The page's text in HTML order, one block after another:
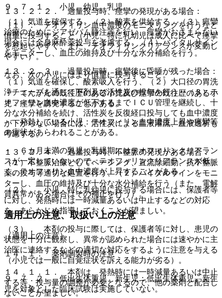
１３．２．２． 過量投与時、痙攣の発現がある場合：
（１）気道を確保する、（２）酸素を供給する、（３）痙攣
治療のためにジアゼパム静注等を行い、痙攣がおさまらない
場合には全身麻酔薬投与を考慮する、（４）バイタルサイン
をモニターし、血圧の維持及び十分な水分補給を行う。
１３．２．３． 過量投与時、痙攣後に昏睡が残った場合：
（１）気道を確保し、酸素吸入を行う、（２）大口径の胃洗
浄チューブを通じて下剤及び活性炭の投与を行う、（３）テ
オフィリン血中濃度が低下するまでＩＣＵ管理を継続し、十
分な水分補給を続け、活性炭を反復経口投与しても血中濃度
が下がらない場合には、活性炭による血液灌流、血液透析も
考慮する。
１３．２．４． 過量投与時、不整脈の発現がある場合：
（１）不整脈治療としてペーシング、直流除細動、抗不整脈
薬の投与等適切な処置を行う、（２）バイタルサインをモニ
ターし、血圧の維持及び十分な水分補給を行う（また、電解
質異常がある場合はその補正を行う）。
適用上の注意、取扱い上の注意
（適用上の注意）
１４．１． 薬剤調製時の注意
１４．１．１． 本剤は、発熱時には一時減量あるいは中止
する等、投与量の調整が必要となるので、他の薬剤と配合し
ないことが望ましい。
９．７．１． 小児、幼児、乳児
（１）． テオフィリン血中濃度のモニタリングを行うなど
慎重に投与すること（小児、特に乳幼児は成人に比べて痙攣
を惹起しやすく、また、テオフィリンクリアランスが変動し
やすい）。
なお、次の小児にはより慎重に投与すること。
・ てんかんの既往歴のある小児及び痙攣の既往歴のある小
児：痙攣を誘発することがある。
・ 発熱している小児：テオフィリン血中濃度上昇や痙攣等
の症状があらわれることがある。
・ ６カ月未満の乳児：乳児期にはテオフィリンクリアラン
スが一定していないので、テオフィリンクリアランスが低
く、テオフィリン血中濃度が上昇することがある。
（２）． 小児、特に乳幼児に投与する場合には、保護者等
に対し、発熱時には一時減量あるいは中止するなどの対応
を、あらかじめ指導しておくことが望ましい。
（３）． 本剤の投与に際しては、保護者等に対し、患児の
状態を十分に観察し、異常が認められた場合には速やかに主
治医に連絡するなどの適切な対応をするように注意を与える
（小児では一般に自覚症状を訴える能力が劣る）。
９．７．２． 低出生体重児、新生児：低出生体重児、新生
児を対象とした臨床試験は実施していない。